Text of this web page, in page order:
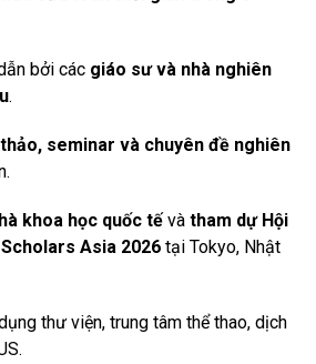
bởi các giáo sư và nhà nghiên
.
seminar và chuyên đề nghiên
khoa học quốc tếvà tham dự Hội
Asia 2026 tại Tokyo, Nhật
thư viện, trung tâm thể thao, dịch